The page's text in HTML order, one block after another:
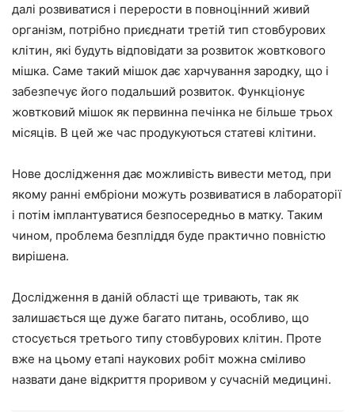
далі розвиватися і перерости в повноцінний живий
організм, потрібно приєднати третій тип стовбурових
клітин, які будуть відповідати за розвиток жовткового
мішка. Саме такий мішок дає харчування зародку, що і
забезпечує його подальший розвиток. Функціонує
жовтковий мішок як первинна печінка не більше трьох
місяців. В цей же час продукуються статеві клітини.
Нове дослідження дає можливість вивести метод, при
якому ранні ембріони можуть розвиватися в лабораторії
і потім імплантуватися безпосередньо в матку. Таким
чином, проблема безпліддя буде практично повністю
вирішена.
Дослідження в даній області ще тривають, так як
залишається ще дуже багато питань, особливо, що
стосується третього типу стовбурових клітин. Проте
вже на цьому етапі наукових робіт можна сміливо
назвати дане відкриття проривом у сучасній медицині.